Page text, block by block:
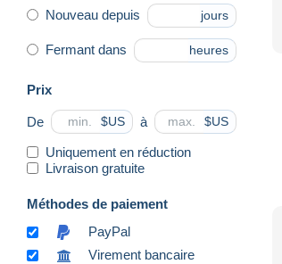
Nouveau depuis jours
Fermant dans heures
Prix
De $US à $US
Uniquement en réduction
Livraison gratuite
Méthodes de paiement
PayPal
Virement bancaire